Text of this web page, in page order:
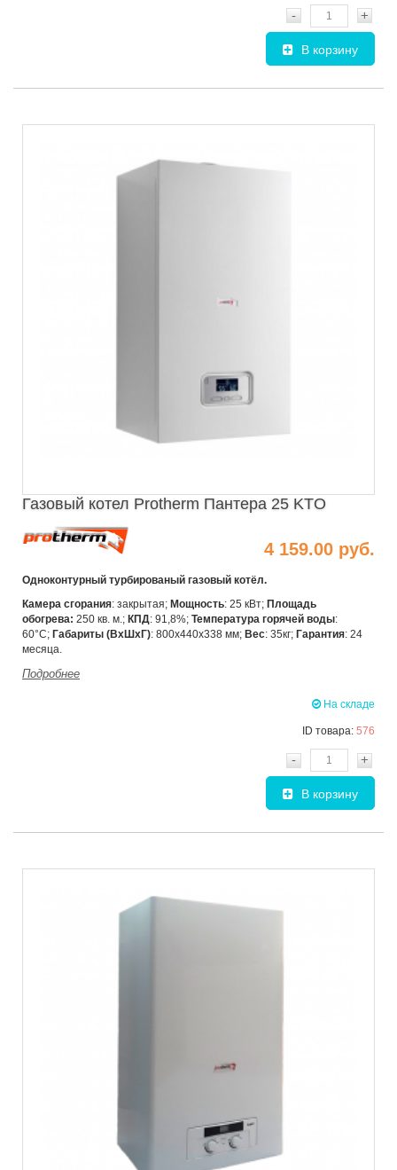
- +
В корзину
Газовый котел Protherm Пантера 25 KТO
4 159.00 руб.
Одноконтурный турбированый газовый котёл.
Камера сгорания: закрытая; Мощность: 25 кВт; Площадь
обогрева: 250 кв. м.; КПД: 91,8%; Температура горячей воды:
60°C; Габариты (ВхШхГ): 800х440х338 мм; Вес: 35кг; Гарантия: 24
месяца.
Подробнее
На складе
ID товара: 576
- +
В корзину